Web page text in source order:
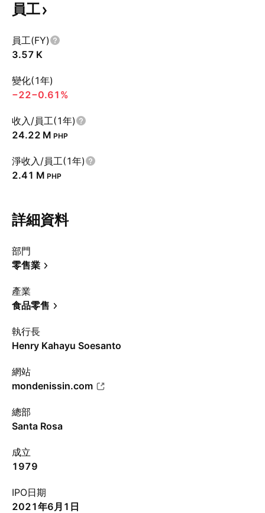
員工
員工(FY)
‪3.57 K‬
變化(1年)
−22−0.61%
收入/員工(1年)
‪24.22 M‬ PHP
淨收入/員工(1年)
‪2.41 M‬ PHP
詳細資料
部門
零售業
產業
食品零售
執行長
Henry Kahayu Soesanto
網站
mondenissin.com
總部
Santa Rosa
成立
1979
IPO日期
2021年6月1日